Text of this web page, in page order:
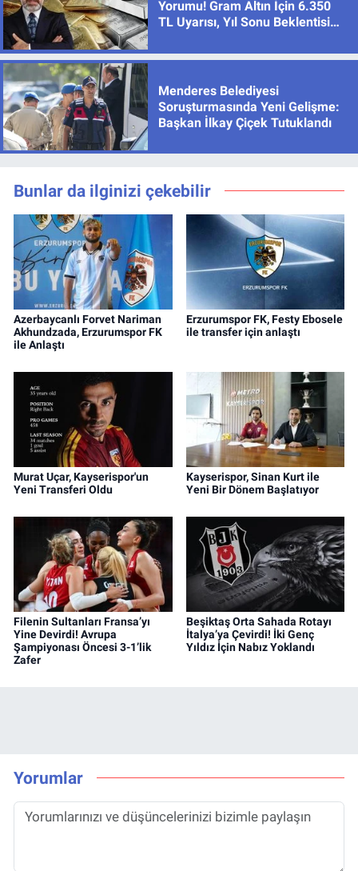
Yorumu! Gram Altın İçin 6.350
TL Uyarısı, Yıl Sonu Beklentisi
Menderes Belediyesi
Soruşturmasında Yeni Gelişme:
Başkan İlkay Çiçek Tutuklandı
Bunlar da ilginizi çekebilir
Azerbaycanlı Forvet Nariman
Akhundzada, Erzurumspor FK
ile Anlaştı
Erzurumspor FK, Festy Ebosele
ile transfer için anlaştı
Murat Uçar, Kayserispor'un
Yeni Transferi Oldu
Kayserispor, Sinan Kurt ile
Yeni Bir Dönem Başlatıyor
Filenin Sultanları Fransa’yı
Yine Devirdi! Avrupa
Şampiyonası Öncesi 3-1’lik
Zafer
Beşiktaş Orta Sahada Rotayı
İtalya’ya Çevirdi! İki Genç
Yıldız İçin Nabız Yoklandı
Yorumlar